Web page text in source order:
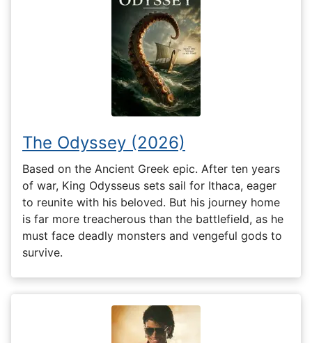
The Odyssey (2026)
Based on the Ancient Greek epic. After ten years
of war, King Odysseus sets sail for Ithaca, eager
to reunite with his beloved. But his journey home
is far more treacherous than the battlefield, as he
must face deadly monsters and vengeful gods to
survive.